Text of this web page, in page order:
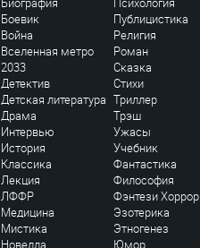
Боевик
Война
Вселенная метро
2033
Детектив
Детская литература
Драма
Интервью
История
Классика
Лекция
ЛФФР
Медицина
Мистика
Новелла
Публицистика
Религия
Роман
Сказка
Стихи
Триллер
Трэш
Ужасы
Учебник
Фантастика
Философия
ФэнтезиХоррор
Эзотерика
Этногенез
Юмор